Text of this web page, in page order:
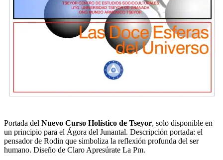
Portada del Nuevo Curso Holístico de Tseyor, solo disponible en
un principio para el Ágora del Junantal. Descripción portada: el
pensador de Rodin que simboliza la reflexión profunda del ser
humano. Diseño de Claro Apresúrate La Pm.